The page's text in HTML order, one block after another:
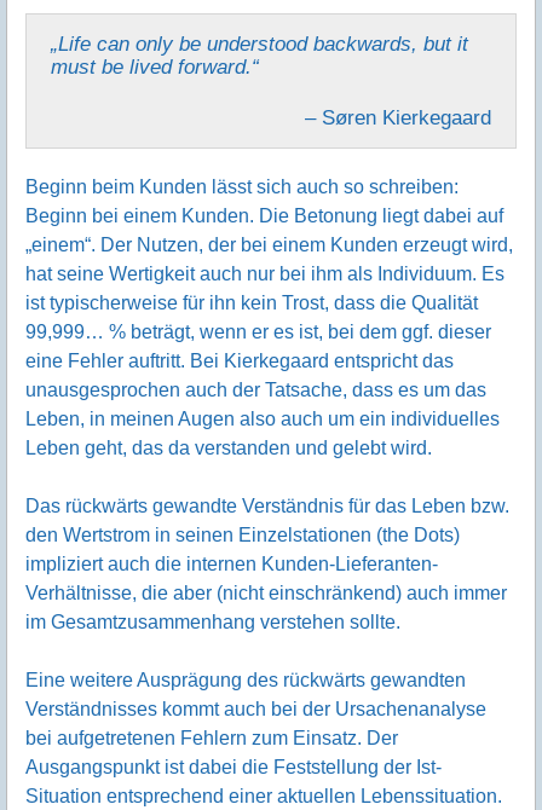
„Life can only be understood backwards, but it
must be lived forward.“
– Søren Kierkegaard
Beginn beim Kunden lässt sich auch so schreiben:
Beginn bei einem Kunden. Die Betonung liegt dabei auf
„einem“. Der Nutzen, der bei einem Kunden erzeugt wird,
hat seine Wertigkeit auch nur bei ihm als Individuum. Es
ist typischerweise für ihn kein Trost, dass die Qualität
99,999… % beträgt, wenn er es ist, bei dem ggf. dieser
eine Fehler auftritt. Bei Kierkegaard entspricht das
unausgesprochen auch der Tatsache, dass es um das
Leben, in meinen Augen also auch um ein individuelles
Leben geht, das da verstanden und gelebt wird.
Das rückwärts gewandte Verständnis für das Leben bzw.
den Wertstrom in seinen Einzelstationen (the Dots)
impliziert auch die internen Kunden-Lieferanten-
Verhältnisse, die aber (nicht einschränkend) auch immer
im Gesamtzusammenhang verstehen sollte.
Eine weitere Ausprägung des rückwärts gewandten
Verständnisses kommt auch bei der Ursachenanalyse
bei aufgetretenen Fehlern zum Einsatz. Der
Ausgangspunkt ist dabei die Feststellung der Ist-
Situation entsprechend einer aktuellen Lebenssituation.